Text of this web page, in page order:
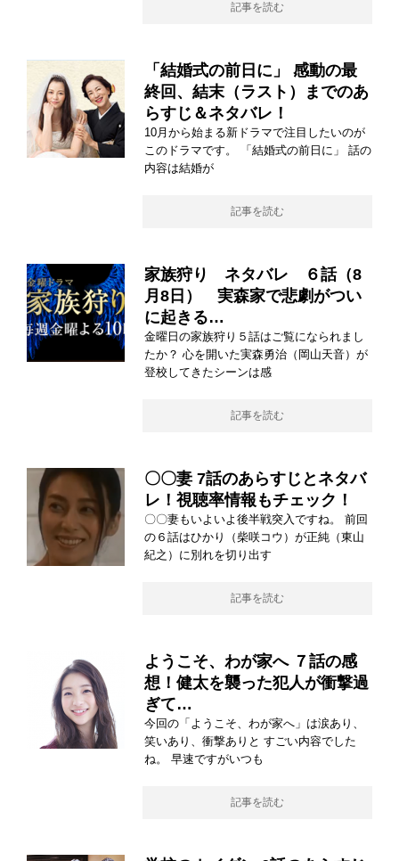
記事を読む
「結婚式の前日に」 感動の最
終回、結末（ラスト）までのあ
らすじ＆ネタバレ！
10月から始まる新ドラマで注目したいのが
このドラマです。 「結婚式の前日に」 話の
内容は結婚が
記事を読む
家族狩り ネタバレ ６話（8
月8日） 実森家で悲劇がつい
に起きる…
金曜日の家族狩り５話はご覧になられまし
たか？ 心を開いた実森勇治（岡山天音）が
登校してきたシーンは感
記事を読む
〇〇妻 7話のあらすじとネタバ
レ！視聴率情報もチェック！
〇〇妻もいよいよ後半戦突入ですね。 前回
の６話はひかり（柴咲コウ）が正純（東山
紀之）に別れを切り出す
記事を読む
ようこそ、わが家へ ７話の感
想！健太を襲った犯人が衝撃過
ぎて…
今回の「ようこそ、わが家へ」は涙あり、
笑いあり、衝撃ありと すごい内容でした
ね。 早速ですがいつも
記事を読む